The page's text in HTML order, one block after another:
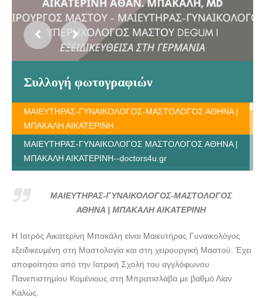
Συλλογή φωτογραφιών
ΜΑΙΕΥΤΗΡΑΣ-ΓΥΝΑΙΚΟΛΟΓΟΣ-ΜΑΣΤΟΛΟΓΟΣ ΑΘΗΝΑ |
ΜΠΑΚΑΛΗ ΑΙΚΑΤΕΡΙΝΗ
ΜΑΙΕΥΤΗΡΑΣ-ΓΥΝΑΙΚΟΛΟΓΟΣ ΜΑΣΤΟΛΟΓΟΣ ΑΘΗΝΑ |
ΜΠΑΚΑΛΗ ΑΙΚΑΤΕΡΙΝΗ--doctors4u.gr
ΜΠΑΚΑΛΗ ΑΙΚΑΤΕΡΙΝΗ--doctors4u.gr
ΜΑΙΕΥΤΗΡΑΣ-ΓΥΝΑΙΚΟΛΟΓΟΣ ΜΑΣΤΟΛΟΓΟΣ ΑΘΗΝΑ |
ΜΑΙΕΥΤΗΡΑΣ-ΓΥΝΑΙΚΟΛΟΓΟΣ ΜΑΣΤΟΛΟΓΟΣ ΑΘΗΝΑ |
ΜΠΑΚΑΛΗ ΑΙΚΑΤΕΡΙΝΗ--doctors4u.gr
ΜΑΙΕΥΤΗΡΑΣ-ΓΥΝΑΙΚΟΛΟΓΟΣ ΜΑΣΤΟΛΟΓΟΣ ΑΘΗΝΑ |
ΜΠΑΚΑΛΗ ΑΙΚΑΤΕΡΙΝΗ--doctors4u.gr
ΜΑΙΕΥΤΗΡΑΣ-ΓΥΝΑΙΚΟΛΟΓΟΣ-ΜΑΣΤΟΛΟΓΟΣ
ΑΘΗΝΑ | ΜΠΑΚΑΛΗ ΑΙΚΑΤΕΡΙΝΗ
Η Ιατρός Αικατερίνη Μπακάλη είναι Μαιευτήρας Γυναικολόγος
εξειδικευμένη στη Μαστολογία και στη χειρουργική Μαστού. Έχει
αποφοίτησει από την Ιατρική Σχολή του αγγλόφωνου
Πανεπιστημίου Κομένιους στη Μπρατισλάβα με βαθμό Λίαν
Καλώς.